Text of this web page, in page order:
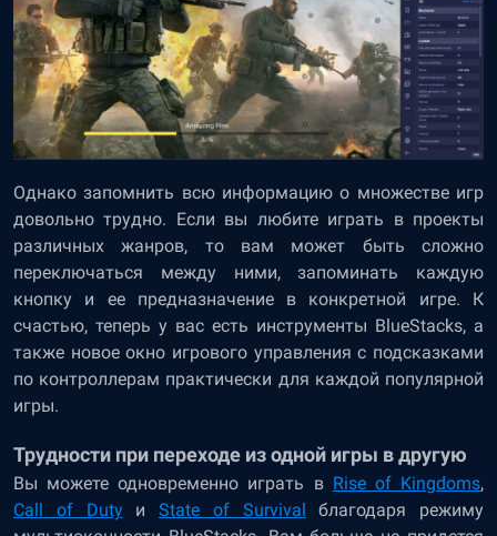
Однако запомнить всю информацию о множестве игр
довольно трудно. Если вы любите играть в проекты
различных жанров, то вам может быть сложно
переключаться между ними, запоминать каждую
кнопку и ее предназначение в конкретной игре. К
счастью, теперь у вас есть инструменты BlueStacks, а
также новое окно игрового управления с подсказками
по контроллерам практически для каждой популярной
игры.
Трудности при переходе из одной игры в другую
Вы можете одновременно играть в Rise of Kingdoms,
Call of Dutyи State of Survival
благодаря режиму